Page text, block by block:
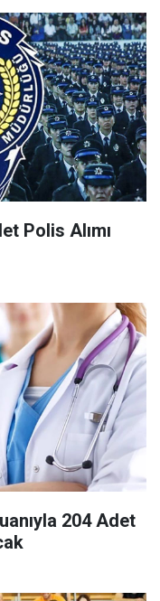
Polis Alımı
204 Adet